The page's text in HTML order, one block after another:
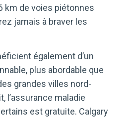
km de voies piétonnes
jamais à braver les
également d’un
plus abordable que
grandes villes nord-
l’assurance maladie
est gratuite. Calgary